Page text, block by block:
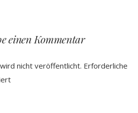
einen Kommentar
nicht veröffentlicht. Erforderliche